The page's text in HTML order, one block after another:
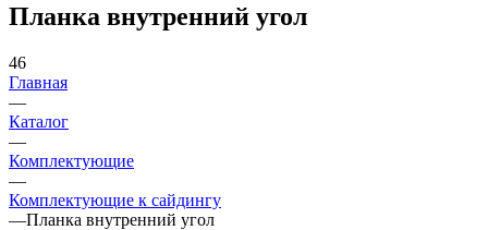
Планка внутренний угол
46
Главная
—
Каталог
—
Комплектующие
—
Комплектующие к сайдингу
—Планка внутренний угол